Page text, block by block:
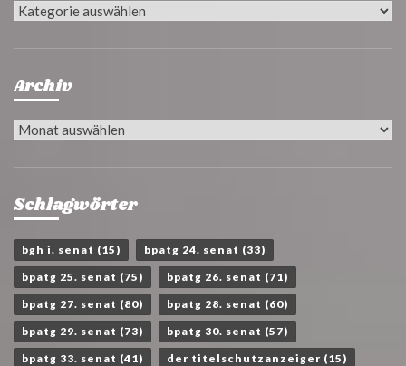
Kategorien
Archiv
Archiv
Schlagwörter
bgh i. senat (15) bpatg 24. senat (33)
bpatg 25. senat (75) bpatg 26. senat (71)
bpatg 27. senat (80) bpatg 28. senat (60)
bpatg 29. senat (73) bpatg 30. senat (57)
bpatg 33. senat (41) der titelschutzanzeiger (15)